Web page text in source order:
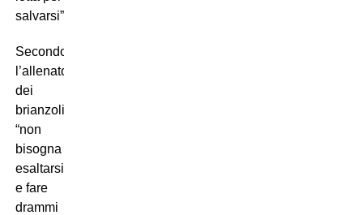
salvarsi”.
Secondo
l’allenatore
dei
brianzoli,
“non
bisogna
esaltarsi
e fare
drammi